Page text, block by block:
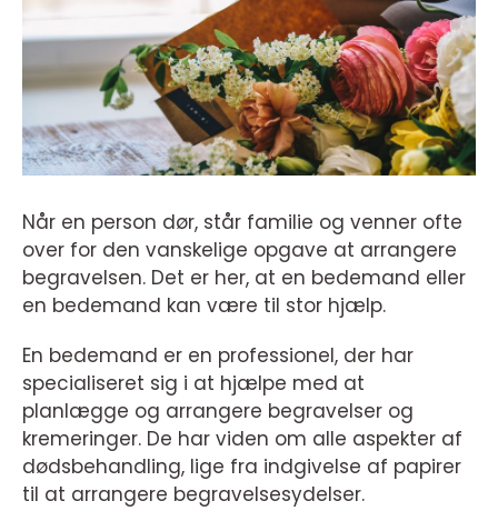
Når en person dør, står familie og venner ofte
over for den vanskelige opgave at arrangere
begravelsen. Det er her, at en bedemand eller
en bedemand kan være til stor hjælp.
En bedemand er en professionel, der har
specialiseret sig i at hjælpe med at
planlægge og arrangere begravelser og
kremeringer. De har viden om alle aspekter af
dødsbehandling, lige fra indgivelse af papirer
til at arrangere begravelsesydelser.